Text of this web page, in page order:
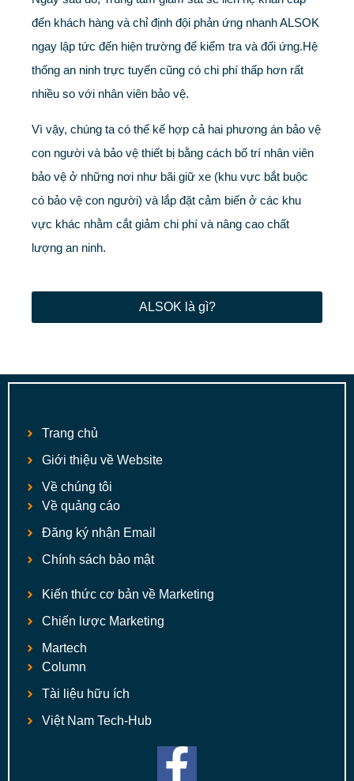
đến khách hàng và chỉ định đội phản ứng nhanh ALSOK
ngay lập tức đến hiện trường để kiểm tra và đối ứng.Hệ
thống an ninh trực tuyến cũng có chi phí thấp hơn rất
nhiều so với nhân viên bảo vệ.
Vì vậy, chúng ta có thể kế hợp cả hai phương án bảo vệ
con người và bảo vệ thiết bị bằng cách bố trí nhân viên
bảo vệ ở những nơi như bãi giữ xe (khu vực bắt buộc
có bảo vệ con người) và lắp đặt cảm biến ở các khu
vực khác nhằm cắt giảm chi phí và nâng cao chất
lượng an ninh.
ALSOK là gì?
Trang chủ
Giới thiệu về Website
Về chúng tôi
Về quảng cáo
Đăng ký nhận Email
Chính sách bảo mật
Kiến thức cơ bản về Marketing
Chiến lược Marketing
Martech
Column
Tài liệu hữu ích
Việt Nam Tech-Hub